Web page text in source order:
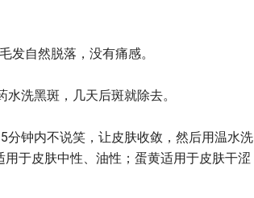
发自然脱落，没有痛感。
洗黑斑，几天后斑就除去。
钟内不说笑，让皮肤收敛，然后用温水洗
于皮肤中性、油性；蛋黄适用于皮肤干涩